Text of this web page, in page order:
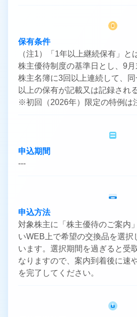
保有条件
（注1）「1年以上継続保有」と
株主優待制度の基準日とし、9
株主名簿に3回以上連続して、
以上の保有が記載又は記録され
※初回（2026年）限定の特例は
申込期間
---
申込方法
対象株主に「株主優待のご案内
いWEB上で希望の交換品を選択
います。選択期間を過ぎると受
なりますので、案内到着後に速
を完了してください。